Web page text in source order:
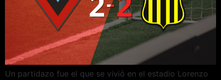
Un partidazo fue el que se vivió en el estadio Lorenzo